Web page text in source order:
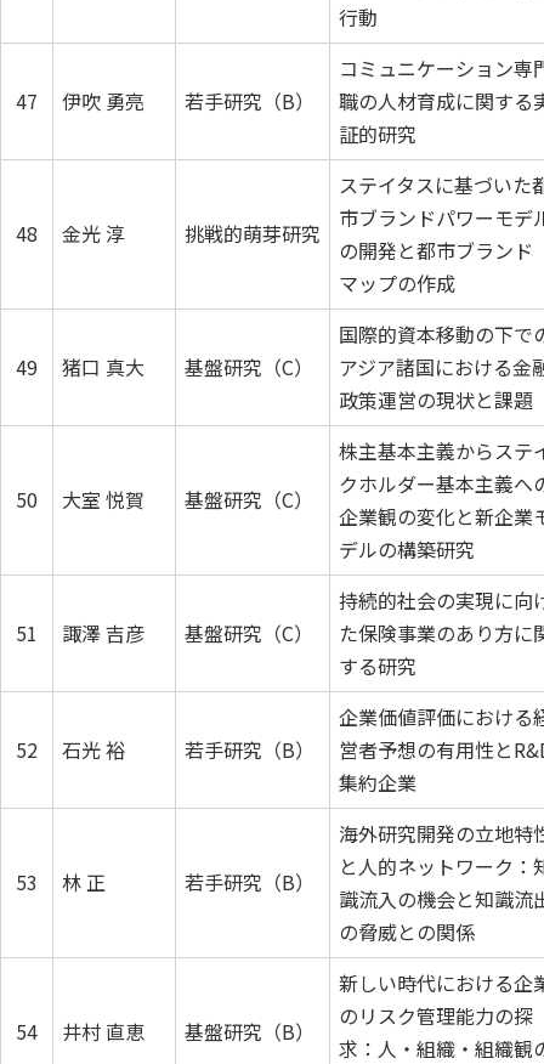
行動
47 伊吹 勇亮 若手研究（B）
コミュニケーション専
職の人材育成に関する
証的研究
48 金光 淳 挑戦的萌芽研究
ステイタスに基づいた
市ブランドパワーモデ
の開発と都市ブランド
マップの作成
49 猪口 真大 基盤研究（C）
国際的資本移動の下で
アジア諸国における金
政策運営の現状と課題
50 大室 悦賀 基盤研究（C）
株主基本主義からステ
クホルダー基本主義へ
企業観の変化と新企業
デルの構築研究
51 諏澤 吉彦 基盤研究（C）
持続的社会の実現に向
た保険事業のあり方に
する研究
52 石光 裕 若手研究（B）
企業価値評価における
営者予想の有用性と
集約企業
53 林 正 若手研究（B）
海外研究開発の立地特
と人的ネットワーク：
識流入の機会と知識流
の脅威との関係
54 井村 直恵 基盤研究（B）
新しい時代における企
のリスク管理能力の探
求：人・組織・組織観